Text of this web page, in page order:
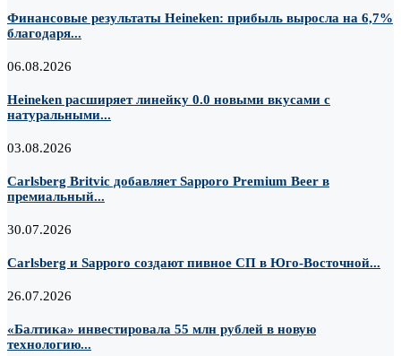
Финансовые результаты Heineken: прибыль выросла на 6,7%
благодаря...
06.08.2026
Heineken расширяет линейку 0.0 новыми вкусами с
натуральными...
03.08.2026
Carlsberg Britvic добавляет Sapporo Premium Beer в
премиальный...
30.07.2026
Carlsberg и Sapporo создают пивное СП в Юго-Восточной...
26.07.2026
«Балтика» инвестировала 55 млн рублей в новую
технологию...